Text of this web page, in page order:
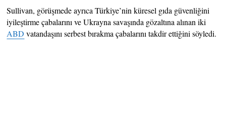
Sullivan, görüşmede ayrıca Türkiye’nin küresel gıda güvenliğini
iyileştirme çabalarını ve Ukrayna savaşında gözaltına alınan iki
ABD vatandaşını serbest bırakma çabalarını takdir ettiğini söyledi.